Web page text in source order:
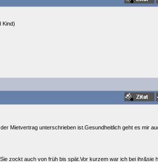
Kind)
Mietvertrag unterschrieben ist.Gesundheitlich geht es mir
zockt auch von früh bis spät.Vor kurzem war ich bei ihr&sie